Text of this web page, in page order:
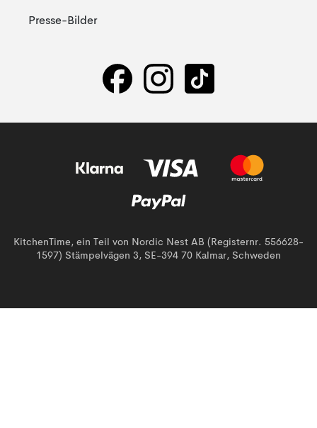
Presse-Bilder
KitchenTime, ein Teil von Nordic Nest AB (Registernr. 556628-
1597) Stämpelvägen 3, SE-394 70 Kalmar, Schweden